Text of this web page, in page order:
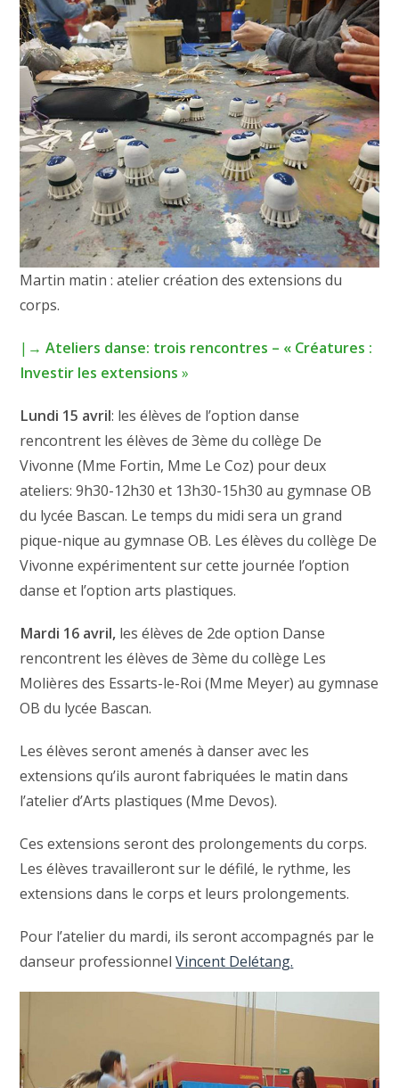
Martin matin : atelier création des extensions du
corps.
|→Ateliers danse: trois rencontres – « Créatures :
Investir les extensions »
Lundi 15 avril: les élèves de l’option danse
rencontrent les élèves de 3ème du collège De
Vivonne (Mme Fortin, Mme Le Coz) pour deux
ateliers: 9h30-12h30 et 13h30-15h30 au gymnase OB
du lycée Bascan. Le temps du midi sera un grand
pique-nique au gymnase OB. Les élèves du collège De
Vivonne expérimentent sur cette journée l’option
danse et l’option arts plastiques.
Mardi 16 avril, les élèves de 2de option Danse
rencontrent les élèves de 3ème du collège Les
Molières des Essarts-le-Roi (Mme Meyer) au gymnase
OB du lycée Bascan.
Les élèves seront amenés à danser avec les
extensions qu’ils auront fabriquées le matin dans
l’atelier d’Arts plastiques (Mme Devos).
Ces extensions seront des prolongements du corps.
Les élèves travailleront sur le défilé, le rythme, les
extensions dans le corps et leurs prolongements.
Pour l’atelier du mardi, ils seront accompagnés par le
danseur professionnelVincent Delétang.